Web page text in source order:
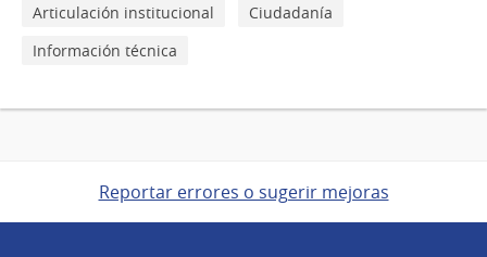
Articulación institucional
Ciudadanía
Información técnica
Reportar errores o sugerir mejoras